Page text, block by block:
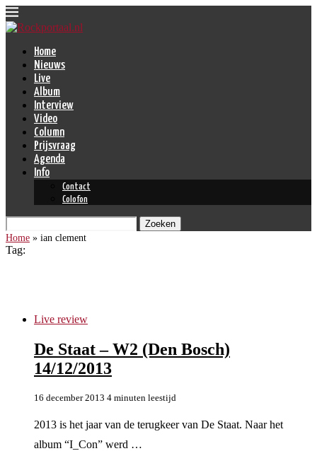
Home
Nieuws
Live
Album
Interview
Video
Column
Prijsvraag
Agenda
Info
Contact
Colofon
Zoeken
Home » ian clement
Tag:
Live review
De Staat – W2 (Den Bosch)
14/12/2013
16 december 2013 4 minuten leestijd
2013 is het jaar van de terugkeer van De Staat. Naar het
album “I_Con” werd …